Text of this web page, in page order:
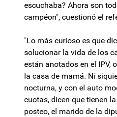
escuchaba? Ahora son
campéon", cuestionó el
"Lo más curioso es que
solucionar la vida de los
están anotados en el IPV,
la casa de mamá. Ni
nocturna, y con el auto
cuotas, dicen que tienen
posteo, el marido de la